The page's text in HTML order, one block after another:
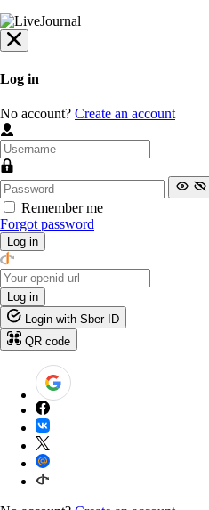
Log in
No account? Create an account
Remember me
Forgot password
Log in
Log in
Login with Sber ID
QR code